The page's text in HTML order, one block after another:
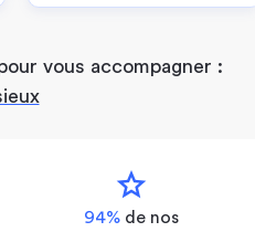
vous accompagner :
star
94% de nos